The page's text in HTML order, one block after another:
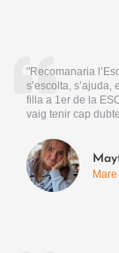
"Recomanaria
s’escolta, s’ajuda,
filla a 1er de la
vaig tenir cap
Mare